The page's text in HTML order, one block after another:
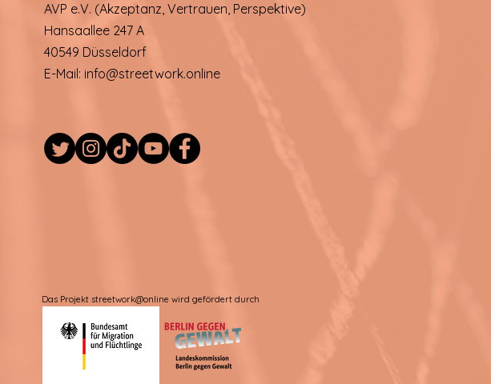
AVP e.V. (Akzeptanz, Vertrauen, Perspektive)
Hansaallee 247 A
40549 Düsseldorf
E-Mail: info@streetwork.online
Das Projekt streetwork@online wird gefördert durch